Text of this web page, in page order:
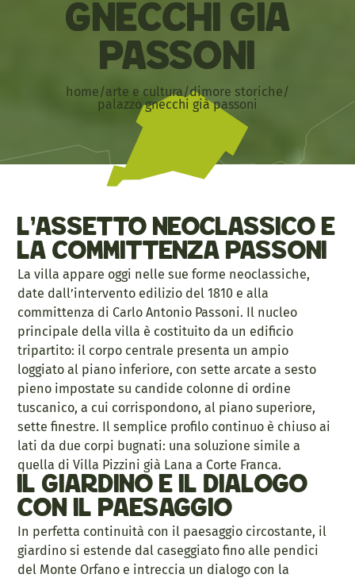
Gnecchi già
Passoni
home/arte e cultura/dimore storiche/
palazzo gnecchi già passoni
L’assetto neoclassico e
la committenza Passoni
La villa appare oggi nelle sue forme neoclassiche,
date dall’intervento edilizio del 1810 e alla
committenza di Carlo Antonio Passoni. Il nucleo
principale della villa è costituito da un edificio
tripartito: il corpo centrale presenta un ampio
loggiato al piano inferiore, con sette arcate a sesto
pieno impostate su candide colonne di ordine
tuscanico, a cui corrispondono, al piano superiore,
sette finestre. Il semplice profilo continuo è chiuso ai
lati da due corpi bugnati: una soluzione simile a
quella di Villa Pizzini già Lana a Corte Franca.
Il giardino e il dialogo
con il paesaggio
In perfetta continuità con il paesaggio circostante, il
giardino si estende dal caseggiato fino alle pendici
del Monte Orfano e intreccia un dialogo con la